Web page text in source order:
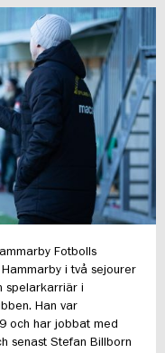
Fotbolls
i två sejourer
spelarkarriär i
Han var
och har jobbat med
senast Stefan Billborn